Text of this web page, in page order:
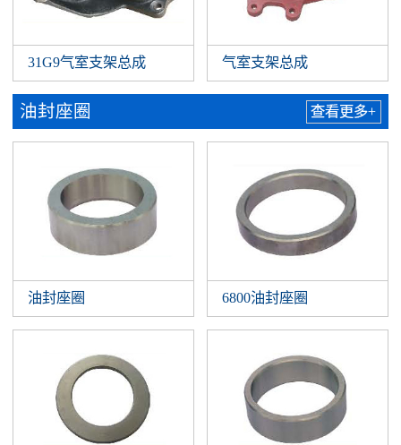
31G9气室支架总成 气室支架总成
油封座圈 查看更多+
油封座圈 6800油封座圈